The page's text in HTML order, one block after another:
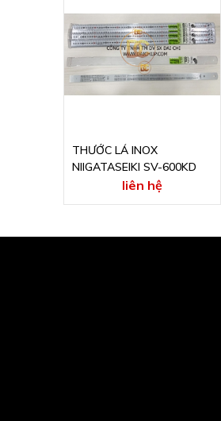
THƯỚC LÁ INOX
NIIGATASEIKI SV-600KD
liên hệ